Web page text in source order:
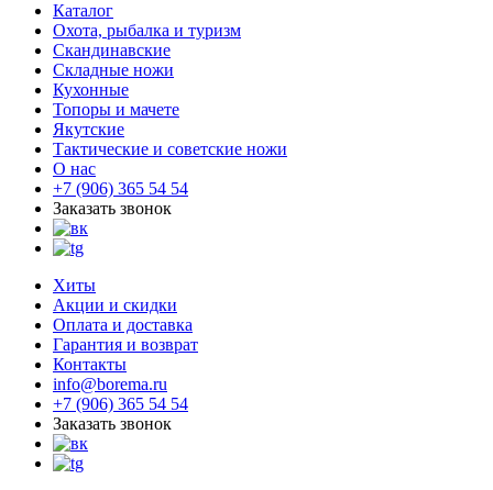
Каталог
Охота, рыбалка и туризм
Скандинавские
Складные ножи
Кухонные
Топоры и мачете
Якутские
Тактические и советские ножи
О нас
+7 (906) 365 54 54
Заказать звонок
Хиты
Акции и скидки
Оплата и доставка
Гарантия и возврат
Контакты
info@borema.ru
+7 (906) 365 54 54
Заказать звонок